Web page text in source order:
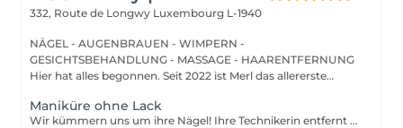
332, Route de Longwy Luxembourg L-1940
NÄGEL - AUGENBRAUEN - WIMPERN -
GESICHTSBEHANDLUNG - MASSAGE - HAARENTFERNUNG
Hier hat alles begonnen. Seit 2022 ist Merl das allererste
Maniküre ohne Lack
Wir kümmern uns um ihre Nägel! Ihre Technikerin entfernt sanft abgestorbene hautzellen, feilt und formt ihre Nägel und poliert die oberfläche für ein glattes, natürliches finish. Unsere meister bieten kantige, hardware- oder kombinierte manicures an, je nach ihren wünschen. Wie wird eine manicure ohne nagellack durchgeführt? - raue haut wird sanft entfernt - die form der nagelplatte wird behutsam korrigiert - die Nagelhaut und seitlichen ränder werden sorgfältig bearbeitet - Nagelhautöl und handcreme werden aufgetragen, um zu pflegen und zu hydratisieren Altersbeschränkung: empfohlen ab 14 Jahren. Nachbehandlungsempfehlungen: es sind keine speziellen Nachbehandlungen erforderlich. Häufigkeit: alle 3 Wochen.